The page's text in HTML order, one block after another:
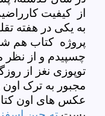
از کیفیت کار
به یکی در هفته
پروژه کتاب هم
چسپیدم و از
توپوزی نغز از
مجبور به ترک اون
عکس های اون